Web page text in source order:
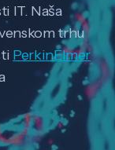
IT. Naša
trhu
PerkinElmer